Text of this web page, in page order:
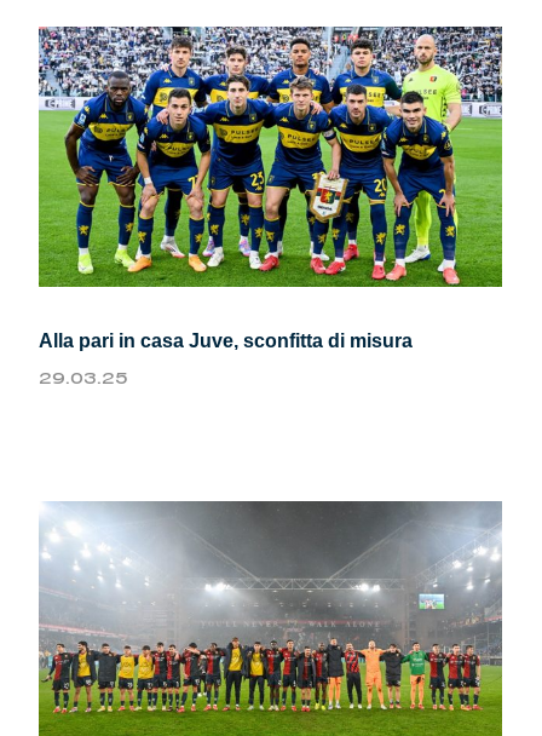
Alla pari in casa Juve, sconfitta di misura
29.03.25